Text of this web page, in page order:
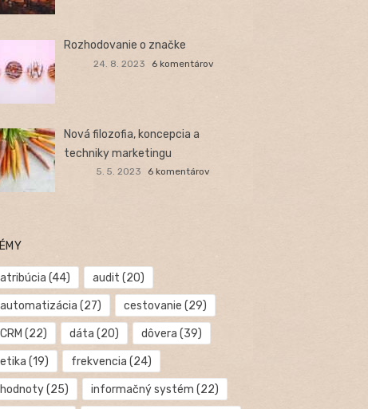
Rozhodovanie o značke
24. 8. 2023 6 komentárov
Nová filozofia, koncepcia a
techniky marketingu
5. 5. 2023 6 komentárov
atribúcia (44) audit (20)
automatizácia (27) cestovanie (29)
CRM (22) dáta (20) dôvera (39)
etika (19) frekvencia (24)
hodnoty(25) informačný systém (22)